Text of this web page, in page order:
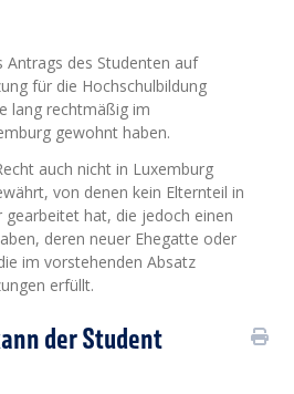
Antrags des Studenten auf
für die Hochschulbildung
lang rechtmäßig im
gewohnt haben.
auch nicht in Luxemburg
von denen kein Elternteil in
hat, die jedoch einen
deren neuer Ehegatte oder
im vorstehenden Absatz
erfüllt.
der Student